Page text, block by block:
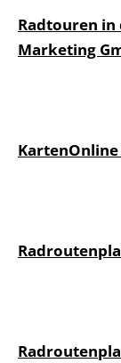
Radtouren
Marketing